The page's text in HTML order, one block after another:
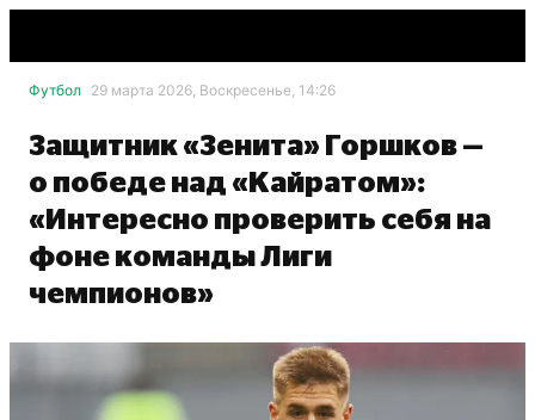
Футбол 29 марта 2026, Воскресенье, 14:26
Защитник «Зенита» Горшков —
о победе над «Кайратом»:
«Интересно проверить себя на
фоне команды Лиги
чемпионов»